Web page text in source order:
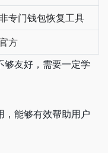
专门钱包恢复工具
方
友好，需要一定学
能够有效帮助用户